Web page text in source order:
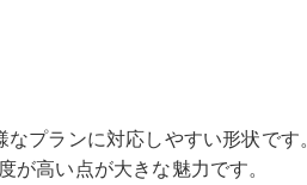
プランに対応しやすい形状です。
高い点が大きな魅力です。